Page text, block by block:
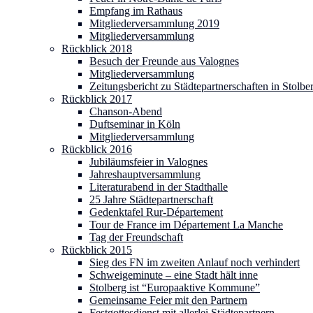
Empfang im Rathaus
Mitgliederversammlung 2019
Mitgliederversammlung
Rückblick 2018
Besuch der Freunde aus Valognes
Mitgliederversammlung
Zeitungsbericht zu Städtepartnerschaften in
Rückblick 2017
Chanson-Abend
Duftseminar in Köln
Mitgliederversammlung
Rückblick 2016
Jubiläumsfeier in Valognes
Jahreshauptversammlung
Literaturabend in der Stadthalle
25 Jahre Städtepartnerschaft
Gedenktafel Rur-Département
Tour de France im Département La Manche
Tag der Freundschaft
Rückblick 2015
Sieg des FN im zweiten Anlauf noch verhindert
Schweigeminute – eine Stadt hält inne
Stolberg ist “Europaaktive Kommune”
Gemeinsame Feier mit den Partnern